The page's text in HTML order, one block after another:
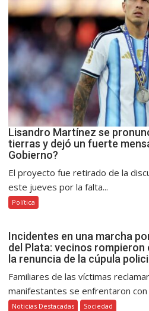
Lisandro Martínez se
tierras y dejó un fuerte
Gobierno?
El proyecto fue retirado de la
este jueves por la falta...
Política
Incidentes en una marcha
del Plata: vecinos rompieron
la renuncia de la cúpula
Familiares de las víctimas
manifestantes se enfrentaron con
Noticias Destacadas Sociedad